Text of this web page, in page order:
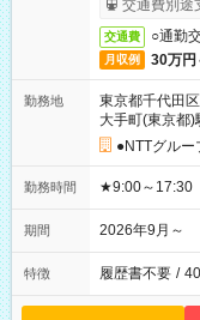
交通費別途
交通費 ○通勤
月収例 30万円
勤務地
東京都千代田区
大手町(東京都
●NTTグルー
勤務時間 ★9:00～17:30
期間 2026年9月～
特徴 履歴書不要 /